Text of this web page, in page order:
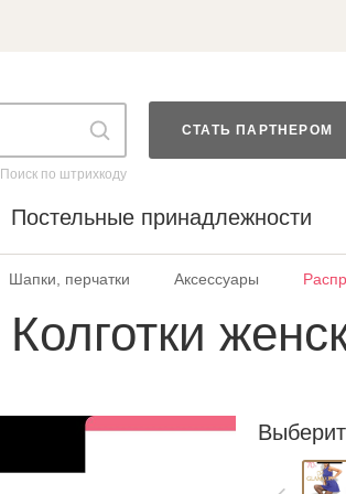
Поиск по штрихкоду
СТАТЬ ПАРТНЕРОМ
Постельные принадлежности
Шапки, перчатки Аксессуары